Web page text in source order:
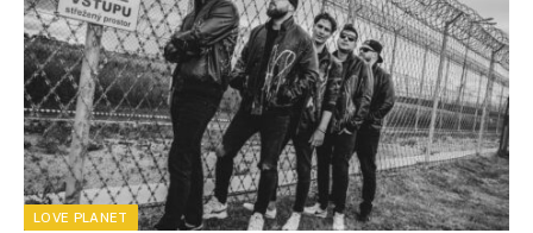
LOVE PLANET